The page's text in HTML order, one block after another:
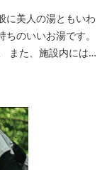
に美人の湯ともいわ
のいいお湯です。
、水遊び場（夏季
などがあります。